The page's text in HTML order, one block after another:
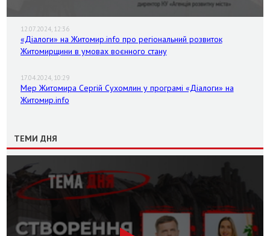
12.07.2024, 12:36
«Діалоги» на Житомир.info про регіональний розвиток
Житомирщини в умовах воєнного стану
17.04.2024, 10:29
Мер Житомира Сергій Сухомлин у програмі «Діалоги» на
Житомир.info
ТЕМИ ДНЯ